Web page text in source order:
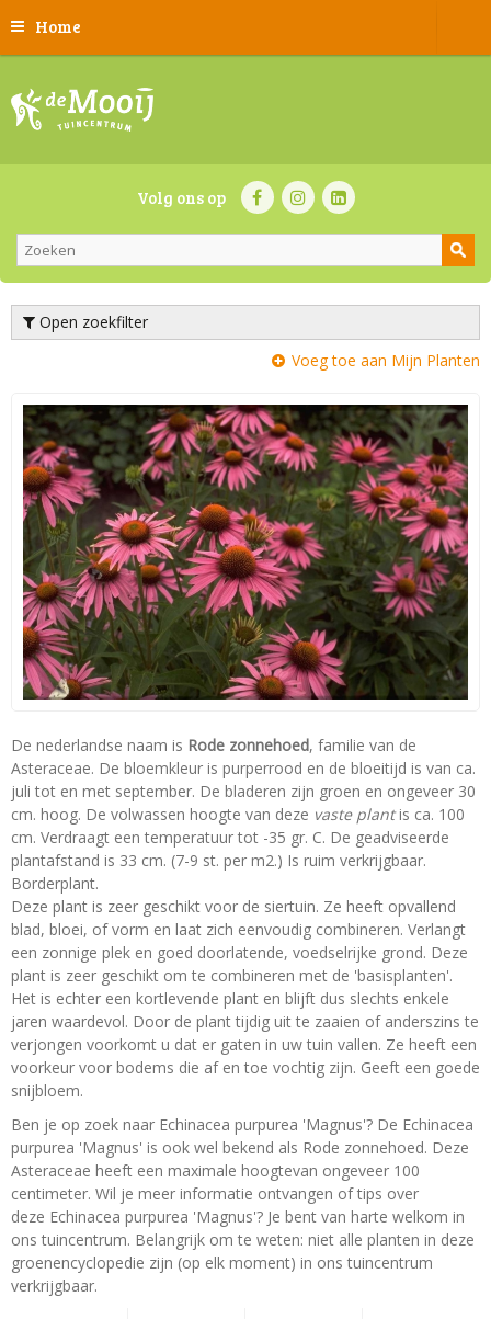
Home
Volg ons op
Open zoekfilter
Voeg toe aan Mijn Planten
De nederlandse naam is Rode zonnehoed, familie van de
Asteraceae. De bloemkleur is purperrood en de bloeitijd is van ca.
juli tot en met september. De bladeren zijn groen en ongeveer 30
cm. hoog. De volwassen hoogte van deze vaste plantis ca. 100
cm. Verdraagt een temperatuur tot -35 gr. C. De geadviseerde
plantafstand is 33 cm. (7-9 st. per m2.) Is ruim verkrijgbaar.
Borderplant.
Deze plant is zeer geschikt voor de siertuin. Ze heeft opvallend
blad, bloei, of vorm en laat zich eenvoudig combineren. Verlangt
een zonnige plek en goed doorlatende, voedselrijke grond. Deze
plant is zeer geschikt om te combineren met de 'basisplanten'.
Het is echter een kortlevende plant en blijft dus slechts enkele
jaren waardevol. Door de plant tijdig uit te zaaien of anderszins te
verjongen voorkomt u dat er gaten in uw tuin vallen. Ze heeft een
voorkeur voor bodems die af en toe vochtig zijn. Geeft een goede
snijbloem.
Ben je op zoek naar Echinacea purpurea 'Magnus'? De Echinacea
purpurea 'Magnus' is ook wel bekend als Rode zonnehoed. Deze
Asteraceae heeft een maximale hoogtevan ongeveer 100
centimeter. Wil je meer informatie ontvangen of tips over
deze Echinacea purpurea 'Magnus'? Je bent van harte welkom in
ons tuincentrum. Belangrijk om te weten: niet alle planten in deze
groenencyclopedie zijn (op elk moment) in ons tuincentrum
verkrijgbaar.